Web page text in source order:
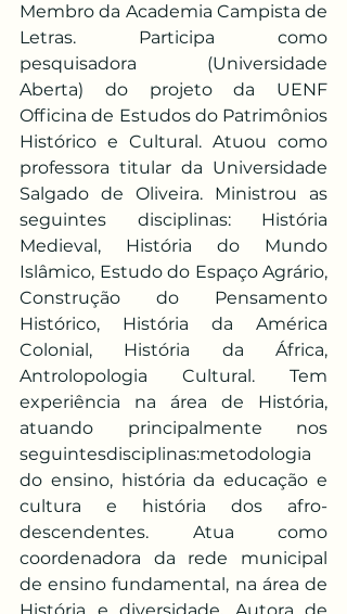
Membro da Academia Campista de
Letras. Participa como
pesquisadora (Universidade
Aberta) do projeto da UENF
Officina de Estudos do Patrimônios
Histórico e Cultural. Atuou como
professora titular da Universidade
Salgado de Oliveira. Ministrou as
seguintes disciplinas: História
Medieval, História do Mundo
Islâmico, Estudo do Espaço Agrário,
Construção do Pensamento
Histórico, História da América
Colonial, História da África,
Antrolopologia Cultural. Tem
experiência na área de História,
atuando principalmente nos
seguintesdisciplinas:metodologia
do ensino, história da educação e
cultura e história dos afro-
descendentes. Atua como
coordenadora da rede municipal
de ensino fundamental, na área de